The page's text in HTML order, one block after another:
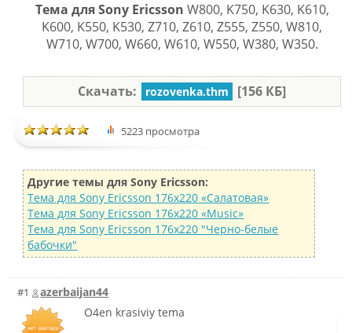
Тема для Sony Ericsson W800, K750, K630, K610,
K600, K550, K530, Z710, Z610, Z555, Z550, W810,
W710, W700, W660, W610, W550, W380, W350.
Скачать: rozovenka.thm [156 КБ]
5223 просмотра
Другие темы для Sony Ericsson:
Тема для Sony Ericsson 176х220 «Салатовая»
Тема для Sony Ericsson 176х220 «Music»
Тема для Sony Ericsson 176х220 "Черно-белые
бабочки"
#1
azerbaijan44
O4en krasiviy tema